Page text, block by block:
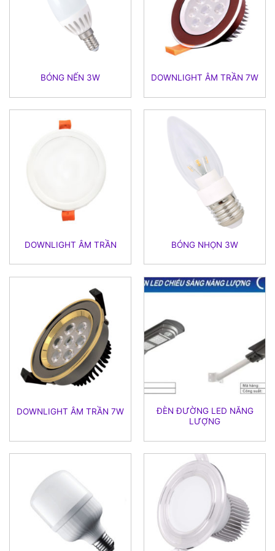
BÓNG NẾN 3W DOWNLIGHT ÂM TRẦN 7W
DOWNLIGHT ÂM TRẦN BÓNG NHỌN 3W
DOWNLIGHT ÂM TRẦN 7W
ĐÈN ĐƯỜNG LED NĂNG
LƯỢNG